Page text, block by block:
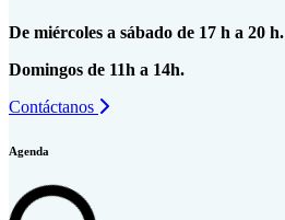
De miércoles a sábado de 17 h a 20 h.
Domingos de 11h a 14h.
Contáctanos
Agenda